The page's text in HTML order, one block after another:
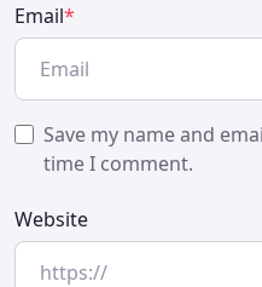
Email*
Save my name and
time I comment.
Website